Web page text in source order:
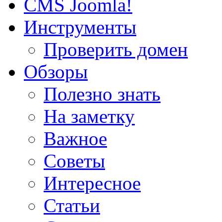
CMS Joomla!
Инструменты
Проверить домен
Обзоры
Полезно знать
На заметку
Важное
Советы
Интересное
Статьи